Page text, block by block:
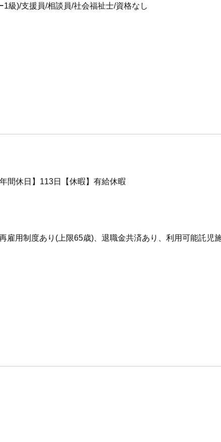
級)/支援員/相談員/社会福祉士/資格なし
間休日】113日【休暇】有給休暇
雇用制度あり(上限65歳)、退職金共済あり、利用可能託児